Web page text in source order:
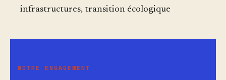
infrastructures, transition écologique
NOTRE ENGAGEMENT